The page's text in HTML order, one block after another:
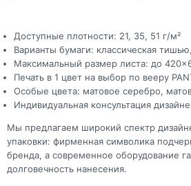
Доступные плотности: 21, 35, 51 г/м²
Варианты бумаги: классическая
Максимальный размер листа: до
Печать в 1 цвет на выбор по вееру
Особые цвета: матовое серебро,
Индивидуальная консультация
Мы предлагаем широкий спектр
упаковки: фирменная символика
бренда, а современное оборудование
долговечность нанесения.